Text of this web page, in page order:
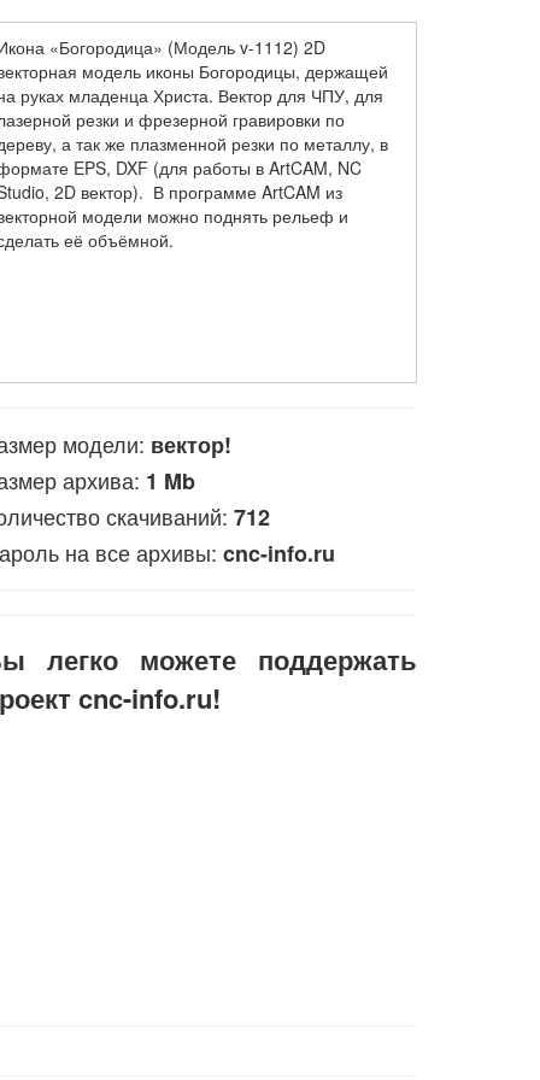
«Богородица» (Модель v-1112) 2D
модель иконы Богородицы, держащей
руках младенца Христа. Вектор для ЧПУ, для
резки и фрезерной гравировки по
а так же плазменной резки по металлу, в
EPS, DXF (для работы в ArtCAM, NC
2D вектор). В программе ArtCAM из
модели можно поднять рельеф и
её объёмной.
модели: вектор!
архива: 1 Mb
скачиваний: 712
на все архивы: cnc-info.ru
легко можете поддержать
cnc-info.ru!